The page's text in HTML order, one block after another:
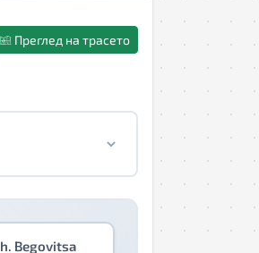
Преглед на трасето
h. Begovitsa